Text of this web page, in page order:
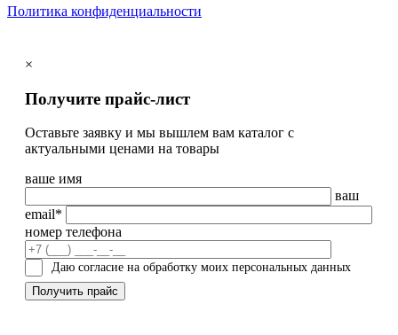
Политика конфиденциальности
×
Получите прайс-лист
Оставьте заявку и мы вышлем вам каталог с
актуальными ценами на товары
ваше имя
ваш
email*
номер телефона
Даю согласие на обработку моих персональных данных